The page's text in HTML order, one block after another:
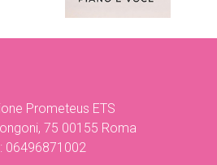
Prometeus ETS
75 00155 Roma
06496871002